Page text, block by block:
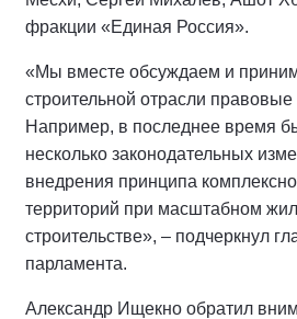
фракции «Единая Россия».
«Мы вместе обсуждаем и
строительной отрасли
Например, в последнее время
несколько законодательных
внедрения принципа
территорий при масштабном
строительстве», – подчеркнул
парламента.
Александр Ищекно обратил